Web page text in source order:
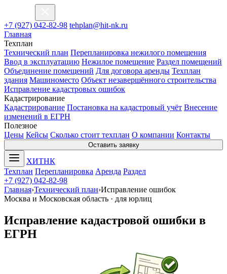
+7 (927) 042-82-98 tehplan@hit-nk.ru
Главная
Техплан
Технический план Перепланировка нежилого помещения
Ввод в эксплуатацию Нежилое помещение Раздел помещений
Объединение помещений Для договора аренды Техплан
здания Машиноместо Объект незавершённого строительства
Исправление кадастровых ошибок
Кадастрирование
Кадастрирование Постановка на кадастровый учёт Внесение
изменений в ЕГРН
Полезное
Цены Кейсы Сколько стоит техплан О компании Контакты
Оставить заявку
ХИТНК
Техплан Перепланировка Аренда Раздел
+7 (927) 042-82-98
Главная›Технический план›Исправление ошибок
Москва и Московская область · для юрлиц
Исправление кадастровой ошибки в
ЕГРН